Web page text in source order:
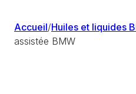
Accueil/Huiles et liquides
assistée BMW